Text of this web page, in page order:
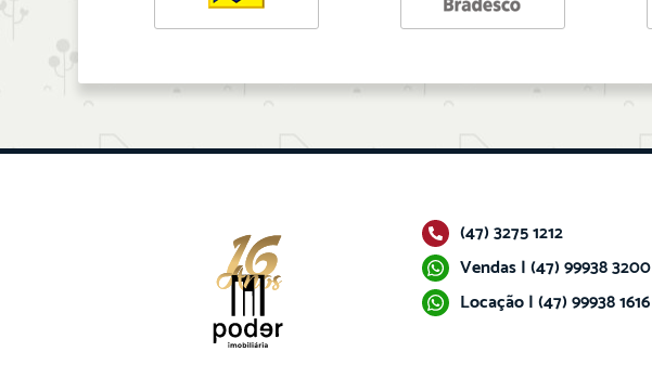
(47) 3275 1212
Vendas | (47) 99938 3200
Locação | (47) 99938 1616